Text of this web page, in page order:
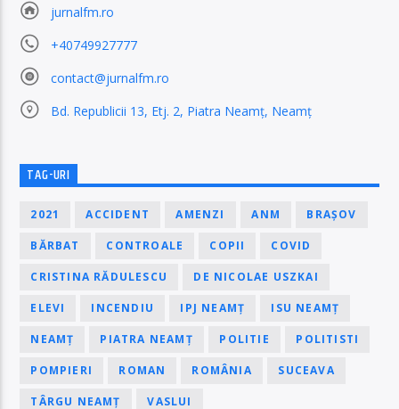
jurnalfm.ro
+40749927777
contact@jurnalfm.ro
Bd. Republicii 13, Etj. 2, Piatra Neamț, Neamț
TAG-URI
2021 ACCIDENT AMENZI ANM BRAȘOV
BĂRBAT CONTROALE COPII COVID
CRISTINA RĂDULESCU DE NICOLAE USZKAI
ELEVI INCENDIU IPJ NEAMȚ ISU NEAMȚ
NEAMȚ PIATRA NEAMȚ POLITIE POLITISTI
POMPIERI ROMAN ROMÂNIA SUCEAVA
TÂRGU NEAMȚ VASLUI